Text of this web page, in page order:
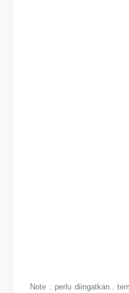
Note : perlu diingatkan..